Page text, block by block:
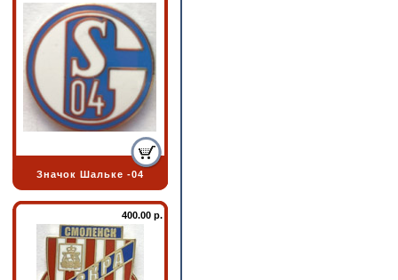
Значок Шальке -04
400.00 р.